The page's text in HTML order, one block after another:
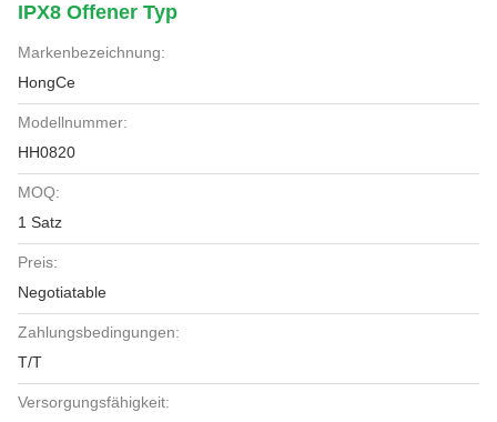
IPX8 Offener Typ
Markenbezeichnung:
HongCe
Modellnummer:
HH0820
MOQ:
1 Satz
Preis:
Negotiatable
Zahlungsbedingungen:
T/T
Versorgungsfähigkeit: